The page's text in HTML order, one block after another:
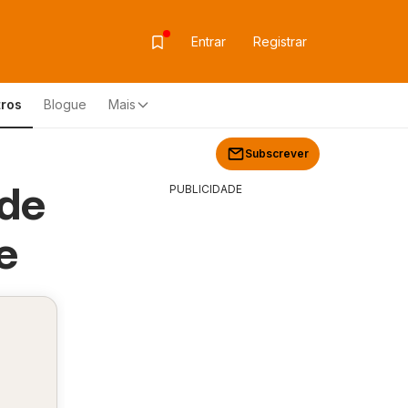
Entrar Registrar
Blogue Mais
Subscrever
PUBLICIDADE